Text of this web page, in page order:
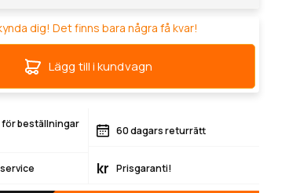
dig! Det finns bara några få kvar!
Lägg till i kundvagn
för beställningar
60 dagars returrätt
kr Prisgaranti!